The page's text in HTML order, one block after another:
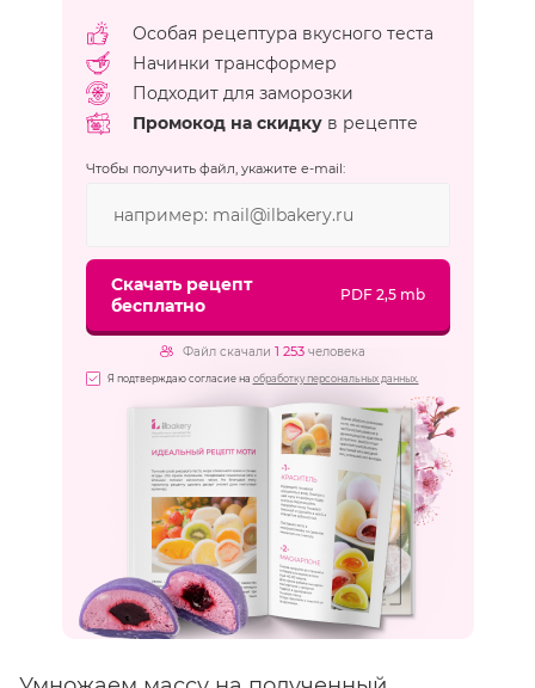
Особая рецептура вкусного теста
Начинки трансформер
Подходит для заморозки
Промокод на скидкув рецепте
Чтобы получить файл, укажите e-mail:
Скачать рецепт
бесплатно
PDF 2,5 mb
Файл скачали 1 253 человека
Я подтверждаю согласие на обработку персональных данных.